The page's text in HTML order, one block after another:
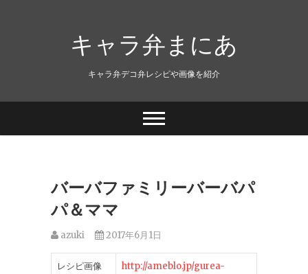
キャラ弁まにあ
キャラ弁デコ弁レシピや画像を紹介
バーバファミリーバーバパ
パ＆ママ
azuki 2017年6月1日
レシピ画像
http://ameblo.jp/gurea-